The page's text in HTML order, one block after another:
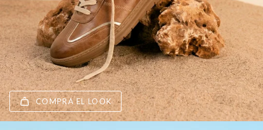
COMPRA EL LOOK